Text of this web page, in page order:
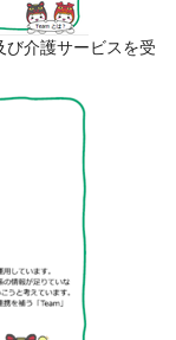
び介護サービスを受